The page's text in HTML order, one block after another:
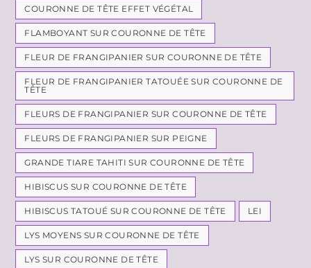
COURONNE DE TÊTE EFFET VÉGÉTAL
FLAMBOYANT SUR COURONNE DE TÊTE
FLEUR DE FRANGIPANIER SUR COURONNE DE TÊTE
FLEUR DE FRANGIPANIER TATOUÉE SUR COURONNE DE
TÊTE
FLEURS DE FRANGIPANIER SUR COURONNE DE TÊTE
FLEURS DE FRANGIPANIER SUR PEIGNE
GRANDE TIARE TAHITI SUR COURONNE DE TÊTE
HIBISCUS SUR COURONNE DE TÊTE
HIBISCUS TATOUÉ SUR COURONNE DE TÊTE LEI
LYS MOYENS SUR COURONNE DE TÊTE
LYS SUR COURONNE DE TÊTE